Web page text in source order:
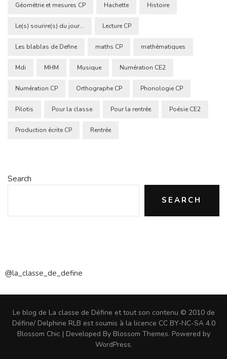
Géométrie et mesures CP Hachette Histoire
Le(s) sourire(s) du jour... Lecture CP
Les blablas de Define maths CP mathématiques
Mdi MHM Musique Numération CE2
Numération CP Orthographe CP Phonologie CP
Pilotis Pour la classe Pour la rentrée Poésie CE2
Production écrite CP Rentrée
Search
SEARCH
@la_classe_de_define
Le blog de La classe de Défine et tout son contenu © 2010 de
Défine/ Delphine RLB est soumis à la licence CC BY-NC-SA 4.0
Blossom Chic | Developed By Blossom Themes. Powered by
WordPress.